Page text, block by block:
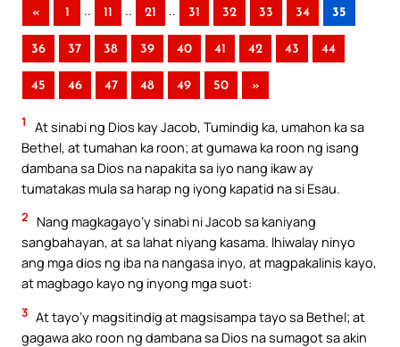
« 1 .. 11 .. 21 .. 31 32 33 34 35
36 37 38 39 40 41 42 43 44
45 46 47 48 49 50 »
1
At sinabi ng Dios kay Jacob, Tumindig ka, umahon ka sa
Bethel, at tumahan ka roon; at gumawa ka roon ng isang
dambana sa Dios na napakita sa iyo nang ikaw ay
tumatakas mula sa harap ng iyong kapatid na si Esau.
2
Nang magkagayo’y sinabi ni Jacob sa kaniyang
sangbahayan, at sa lahat niyang kasama. Ihiwalay ninyo
ang mga dios ng iba na nangasa inyo, at magpakalinis kayo,
at magbago kayo ng inyong mga suot:
3 At tayo’y magsitindig at magsisampa tayo sa Bethel; at
gagawa ako roon ng dambana sa Dios na sumagot sa akin